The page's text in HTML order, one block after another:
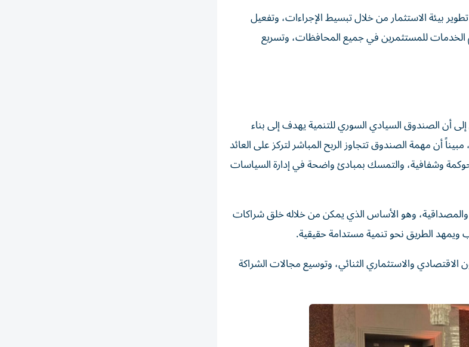
بيئة الاستثمار من خلال تبسيط الإجراءات، وتفعيل
الخدمات للمستثمرين في جميع المحافظات، وتسريع
أن الصندوق السيادي السوري للتنمية يهدف إلى بناء
أن مهمة الصندوق تتجاوز الربح المباشر لتركز على العائد
حوكمة وشفافية، والتمسك بمبادئ واضحة في إدارة السياسات
والمصداقية، وهو الأساس الذي يمكن من خلاله خلق شراكات
ويمهد الطريق نحو تنمية مستدامة حقيقية.
والاستثماري الثنائي، وتوسيع مجالات الشراكة